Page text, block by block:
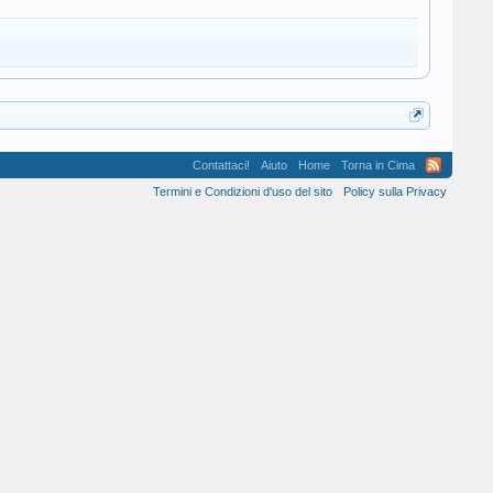
Contattaci! Aiuto Home
Torna in Cima
Termini e Condizioni d'uso del sito
Policy sulla Privacy